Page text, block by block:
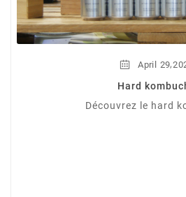
April 29,
Hard
Découvrez le hard